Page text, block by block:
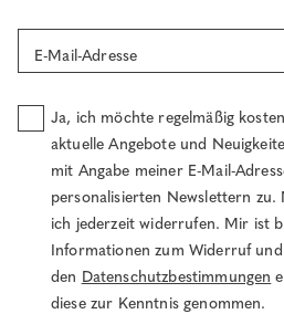
E-Mail-Adresse
Ja, ich möchte regelmäßig
aktuelle Angebote und
mit Angabe meiner E-Mail-
personalisierten Newslettern zu.
ich jederzeit widerrufen. Mir ist
Informationen zum Widerruf
den Datenschutzbestimmungen
diese zur Kenntnis genommen.